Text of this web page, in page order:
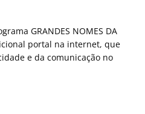
GRANDES NOMES DA
portal na internet, que
e da comunicação no